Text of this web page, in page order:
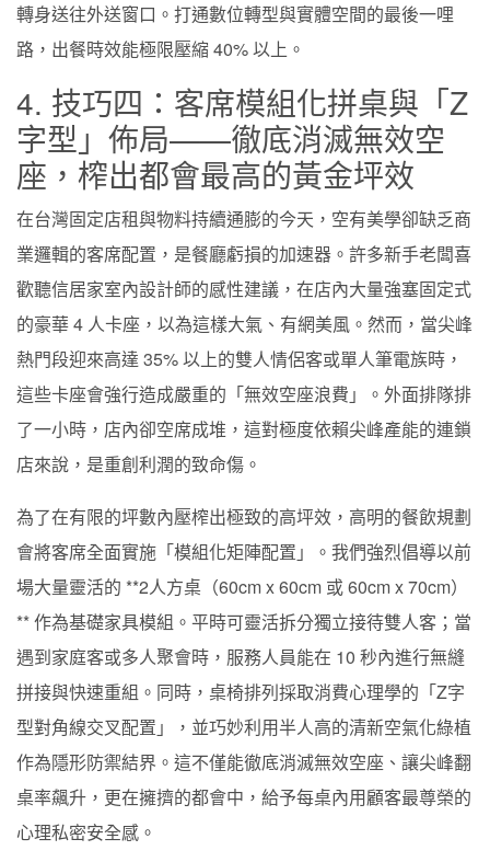
轉身送往外送窗口。打通數位轉型與實體空間的最後一哩
路，出餐時效能極限壓縮 40% 以上。
4. 技巧四：客席模組化拼桌與「Z
字型」佈局——徹底消滅無效空
座，榨出都會最高的黃金坪效
在台灣固定店租與物料持續通膨的今天，空有美學卻缺乏商
業邏輯的客席配置，是餐廳虧損的加速器。許多新手老闆喜
歡聽信居家室內設計師的感性建議，在店內大量強塞固定式
的豪華 4 人卡座，以為這樣大氣、有網美風。然而，當尖峰
熱門段迎來高達 35% 以上的雙人情侶客或單人筆電族時，
這些卡座會強行造成嚴重的「無效空座浪費」。外面排隊排
了一小時，店內卻空席成堆，這對極度依賴尖峰產能的連鎖
店來說，是重創利潤的致命傷。
為了在有限的坪數內壓榨出極致的高坪效，高明的餐飲規劃
會將客席全面實施「模組化矩陣配置」。我們強烈倡導以前
場大量靈活的 **2人方桌（60cm x 60cm 或 60cm x 70cm）
** 作為基礎家具模組。平時可靈活拆分獨立接待雙人客；當
遇到家庭客或多人聚會時，服務人員能在 10 秒內進行無縫
拼接與快速重組。同時，桌椅排列採取消費心理學的「Z字
型對角線交叉配置」，並巧妙利用半人高的清新空氣化綠植
作為隱形防禦結界。這不僅能徹底消滅無效空座、讓尖峰翻
桌率飆升，更在擁擠的都會中，給予每桌內用顧客最尊榮的
心理私密安全感。